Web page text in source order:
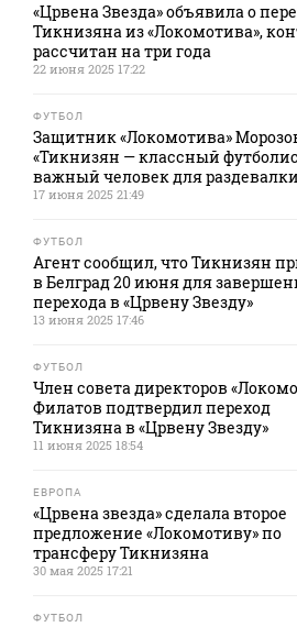
«Црвена Звезда» объявила о
Тикнизяна из «Локомотива»,
рассчитан на три года
22 июня 2025 17:22
ФУТБОЛ
Защитник «Локомотива»
«Тикнизян — классный
важный человек для
17 июня 2025 21:49
ФУТБОЛ
Агент сообщил, что Тикнизян
в Белград 20 июня для
перехода в «Црвену Звезду»
13 июня 2025 17:46
ФУТБОЛ
Член совета директоров
Филатов подтвердил переход
Тикнизяна в «Црвену Звезду»
11 июня 2025 18:54
ЕВРОПА
«Црвена звезда» сделала второе
предложение «Локомотиву» по
трансферу Тикнизяна
30 мая 2025 17:21
ФУТБОЛ